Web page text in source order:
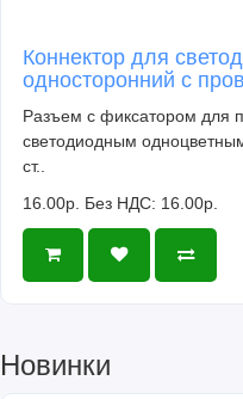
Коннектор для
односторонний с
Разъем с фиксатором для
светодиодным
ст..
16.00р. Без НДС: 16.00р.
Новинки